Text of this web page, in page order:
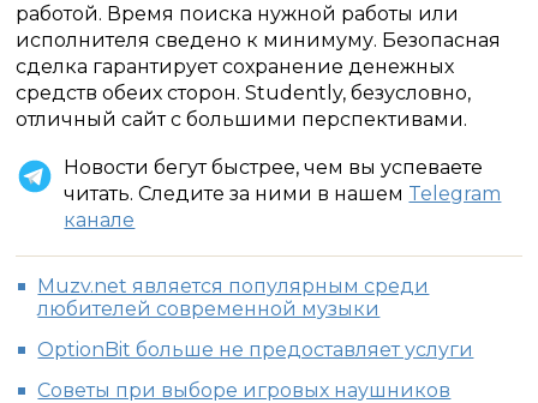
работой. Время поиска нужной работы или
исполнителя сведено к минимуму. Безопасная
сделка гарантирует сохранение денежных
средств обеих сторон. Studently, безусловно,
отличный сайт с большими перспективами.
Новости бегут быстрее, чем вы успеваете
читать. Следите за ними в нашем Telegram
канале
Muzv.net является популярным среди
любителей современной музыки
OptionBit больше не предоставляет услуги
Советы при выборе игровых наушников